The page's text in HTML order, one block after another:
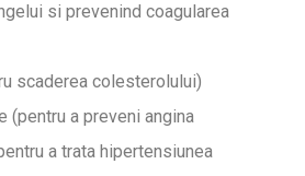
si prevenind coagularea
scaderea colesterolului)
(pentru a preveni angina
a trata hipertensiunea